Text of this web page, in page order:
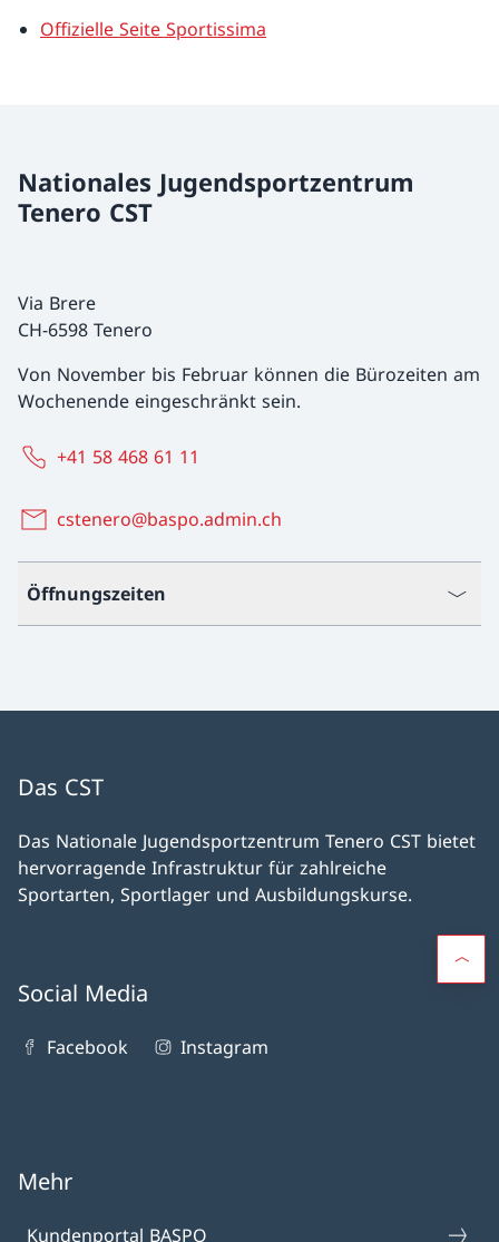
Offizielle Seite Sportissima
Nationales Jugendsportzentrum
Tenero CST
Via Brere
CH-6598 Tenero
Von November bis Februar können die Bürozeiten am
Wochenende eingeschränkt sein.
+41 58 468 61 11
cstenero@baspo.admin.ch
Öffnungszeiten
Das CST
Das Nationale Jugendsportzentrum Tenero CST bietet
hervorragende Infrastruktur für zahlreiche
Sportarten, Sportlager und Ausbildungskurse.
Social Media
Facebook Instagram
Mehr
Kundenportal BASPO